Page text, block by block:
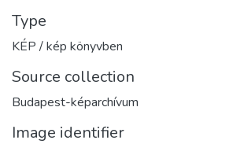
Type
KÉP / kép könyvben
Source collection
Budapest-képarchívum
Image identifier